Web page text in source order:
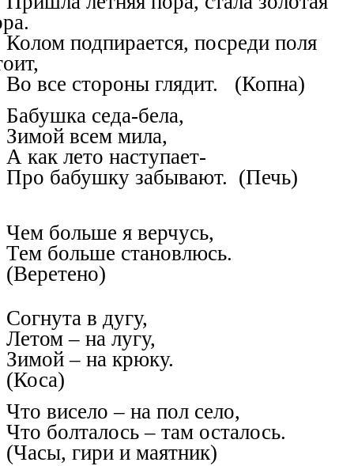
Колом подпирается, посреди поля
Во все стороны глядит. (Копна)
Бабушка седа-бела,
Зимой всем мила,
А как лето наступает-
Про бабушку забывают. (Печь)
Чем больше я верчусь,
Тем больше становлюсь.
(Веретено)
Согнута в дугу,
Летом – на лугу,
Зимой – на крюку.
(Коса)
Что висело – на пол село,
Что болталось – там осталось.
(Часы, гири и маятник)